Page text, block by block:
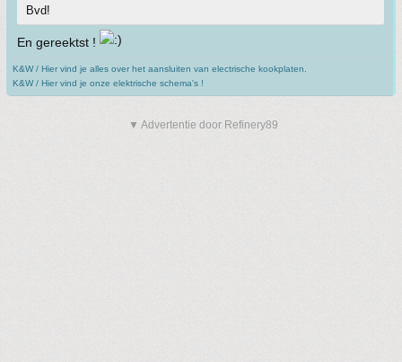
Bvd!
En gereektst !
K&W / Hier vind je alles over het aansluiten van electrische kookplaten.
K&W / Hier vind je onze elektrische schema's !
▼ Advertentie door Refinery89